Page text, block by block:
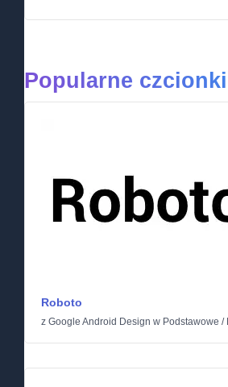
Popularne
Roboto
z Google Android Design w Podstawowe /